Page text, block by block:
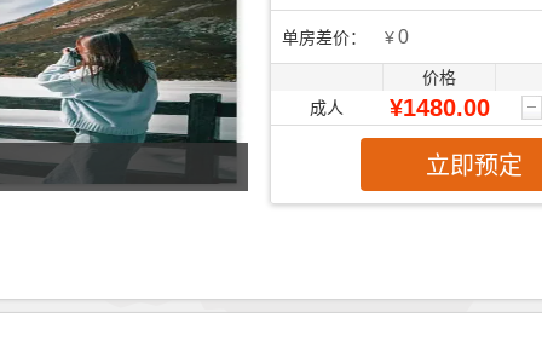
单房差价： ¥0
价格
成人
¥1480.00